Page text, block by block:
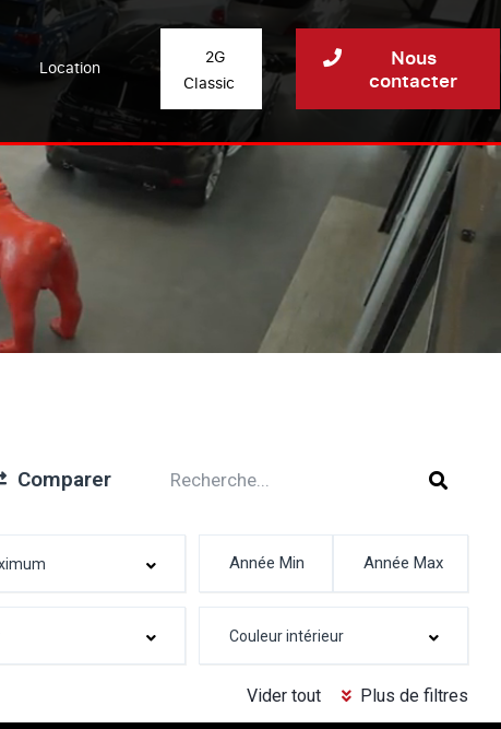
Location
2G
Classic
Nous
contacter
Vider tout Plus de filtres
Comparer